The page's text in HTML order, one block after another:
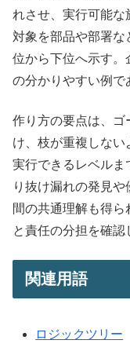
れさせ、実行可能な
対象を部品や部署な
位から下位へ示す。
の分かりやすい例で
作り方の要点は、ゴ
け、枝が重複しない
実行できるレベルま
り抜け漏れの発見
間の共通理解も得
と責任の分担を確認
関連用語
ロジックツリー